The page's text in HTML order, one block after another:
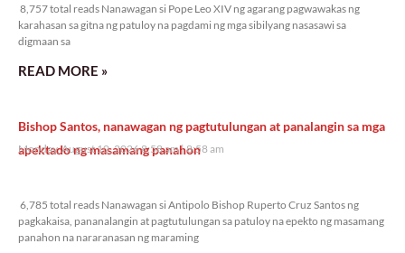
8,757 total reads Nanawagan si Pope Leo XIV ng agarang pagwawakas ng
karahasan sa gitna ng patuloy na pagdami ng mga sibilyang nasasawi sa
digmaan sa
READ MORE »
Bishop Santos, nanawagan ng pagtutulungan at panalangin sa mga
apektado ng masamang panahon
Monday, August 10, 2026 8:58 am 8:58 am
6,785 total reads Nanawagan si Antipolo Bishop Ruperto Cruz Santos ng
pagkakaisa, pananalangin at pagtutulungan sa patuloy na epekto ng masamang
panahon na nararanasan ng maraming